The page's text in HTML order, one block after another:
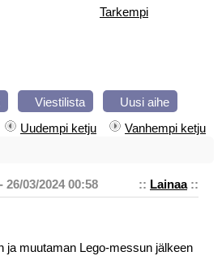
Tarkempi
Viestilista
Uusi aihe
Uudempi ketju
Vanhempi ketju
:: Lainaa::
03/2024 00:58
ja muutaman Lego-messun jälkeen